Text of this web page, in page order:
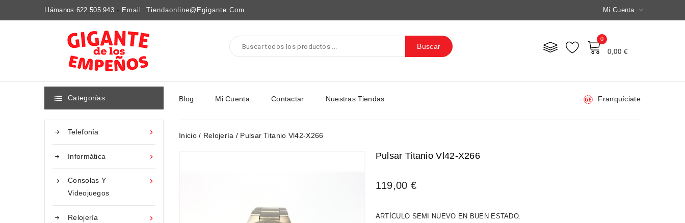
Llámanos 622 505 943 - Email: Tiendaonline@egigante.com Mi Cuenta 
0
0,00 €
Buscar
 Categorías

Telefonía

Informática

Consolas Y
Videojuegos

Relojería
Blog Mi Cuenta Contactar Nuestras Tiendas Franquíciate
Inicio Relojería Pulsar Titanio Vl42-X266
Pulsar Titanio Vl42-X266
119,00 €
ARTÍCULO SEMI NUEVO EN BUEN ESTADO.